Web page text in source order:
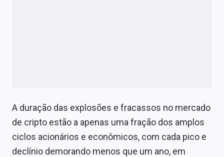
A duração das explosões e fracassos no mercado
de cripto estão a apenas uma fração dos amplos
ciclos acionários e econômicos, com cada pico e
declínio demorando menos que um ano, em